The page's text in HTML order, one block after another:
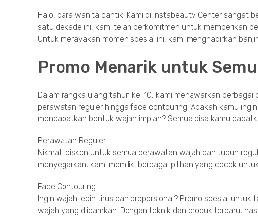
Halo, para wanita cantik! Kami di Instabeauty Center sangat
satu dekade ini, kami telah berkomitmen untuk memberikan
Untuk merayakan momen spesial ini, kami menghadirkan
Promo Menarik untuk
Dalam rangka ulang tahun ke-10, kami menawarkan
perawatan reguler hingga face contouring. Apakah kamu
mendapatkan bentuk wajah impian? Semua bisa kamu
Perawatan Reguler
Nikmati diskon untuk semua perawatan wajah dan tubuh
menyegarkan, kami memiliki berbagai pilihan yang cocok
Face Contouring
Ingin wajah lebih tirus dan proporsional? Promo spesial
wajah yang diidamkan. Dengan teknik dan produk terbaru,